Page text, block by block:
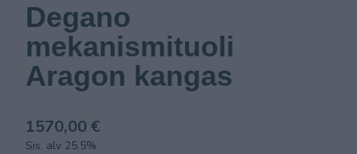
Degano
mekanismituoli
Aragon kangas
1570,00 €
Sis. alv 25.5%